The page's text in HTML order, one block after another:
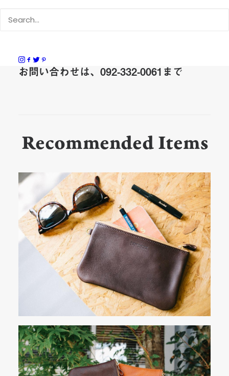
ご予約は不要です
お問い合わせは、092-332-0061まで
Recommended Items